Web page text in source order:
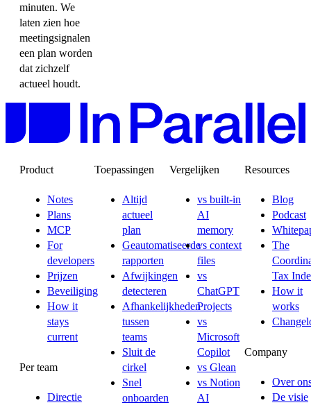
minuten. We
laten zien hoe
meetingsignalen
een plan worden
dat zichzelf
actueel houdt.
Product
Notes
Plans
MCP
For
developers
Prijzen
Beveiliging
How it
stays
current
Per team
Directie
Toepassingen
Altijd
actueel
plan
Geautomatiseerde
rapporten
Afwijkingen
detecteren
Afhankelijkheden
tussen
teams
Sluit de
cirkel
Snel
onboarden
Vergelijken
vs built-in
AI
memory
vs context
files
vs
ChatGPT
Projects
vs
Microsoft
Copilot
vs Glean
vs Notion
AI
Resources
Blog
Podcast
The
Tax
How it
works
Company
Over
De visie